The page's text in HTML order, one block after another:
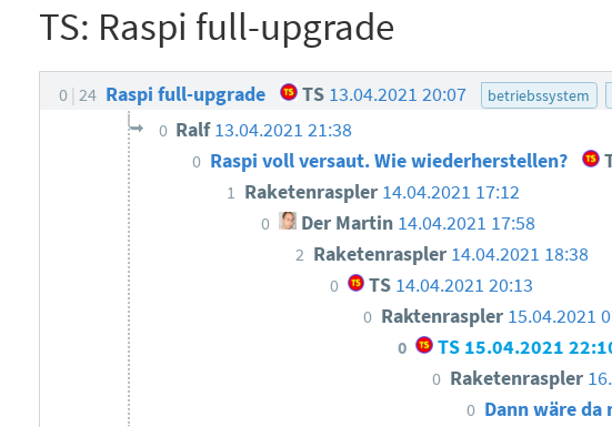
TS: Raspi full-upgrade
0 24 Raspi full-upgrade TS 13.04.2021 20:07 betriebssystem
0 Ralf13.04.2021 21:38
0 Raspi voll versaut. Wie wiederherstellen?
1 Raketenraspler 14.04.2021 17:12
0 Der Martin 14.04.2021 17:58
2 Raketenraspler 14.04.2021 18:38
0 TS 14.04.2021 20:13
0 Raktenraspler 15.04.2021
0 TS 15.04.2021
0 Raketenraspler
0 Dann wäre da